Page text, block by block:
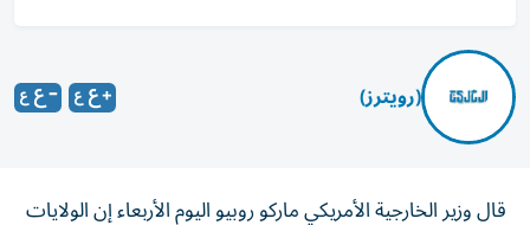
(رويترز)
قال ​وزير ⁠الخارجية ‌الأمريكي ماركو ‌روبيو اليوم ‌الأربعاء ⁠إن الولايات